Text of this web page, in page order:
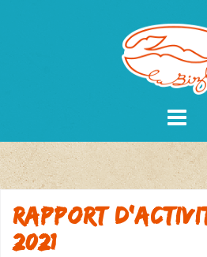
Rapport
2021